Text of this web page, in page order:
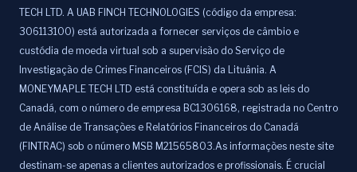
TECH LTD. A UAB FINCH TECHNOLOGIES (código da empresa:
306113100) está autorizada a fornecer serviços de câmbio e
custódia de moeda virtual sob a supervisão do Serviço de
Investigação de Crimes Financeiros (FCIS) da Lituânia. A
MONEYMAPLE TECH LTD está constituída e opera sob as leis do
Canadá, com o número de empresa BC1306168, registrada no Centro
de Análise de Transações e Relatórios Financeiros do Canadá
(FINTRAC) sob o número MSB M21565803.As informações neste site
destinam-se apenas a clientes autorizados e profissionais. É crucial